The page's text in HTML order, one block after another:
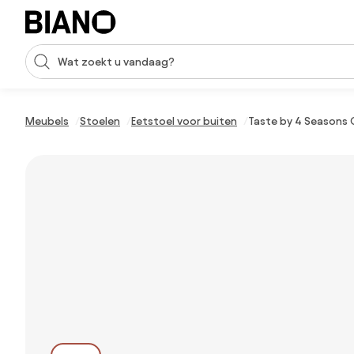
Navigatie overslaan, naar inhoud springen
Zoekopdracht invoeren
Meubels Stoelen Eetstoel voor buiten Taste by 4